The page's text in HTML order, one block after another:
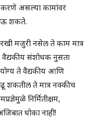
असल्या कामांवर
शकते.
मजुरी नसेल ते काम मात्र
वैद्यकीय संशोधक नुसता
योग्य ते वैद्यकीय आणि
शकतील ते मात्र नक्कीच
निर्मितीक्षम,
धोका नाही!